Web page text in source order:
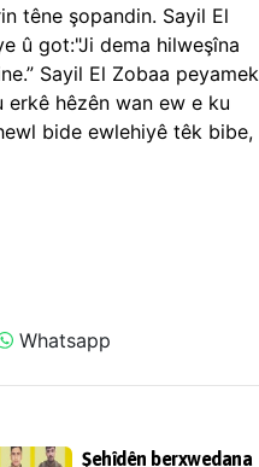
têne şopandin. Sayil El
û got:"Ji dema hilweşîna
Sayil El Zobaa peyamek
hêzên wan ew e ku
bide ewlehiyê têk bibe,
Whatsapp
Şehîdên berxwedana